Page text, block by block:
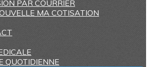
PAR COURRIER
MA COTISATION
QUOTIDIENNE